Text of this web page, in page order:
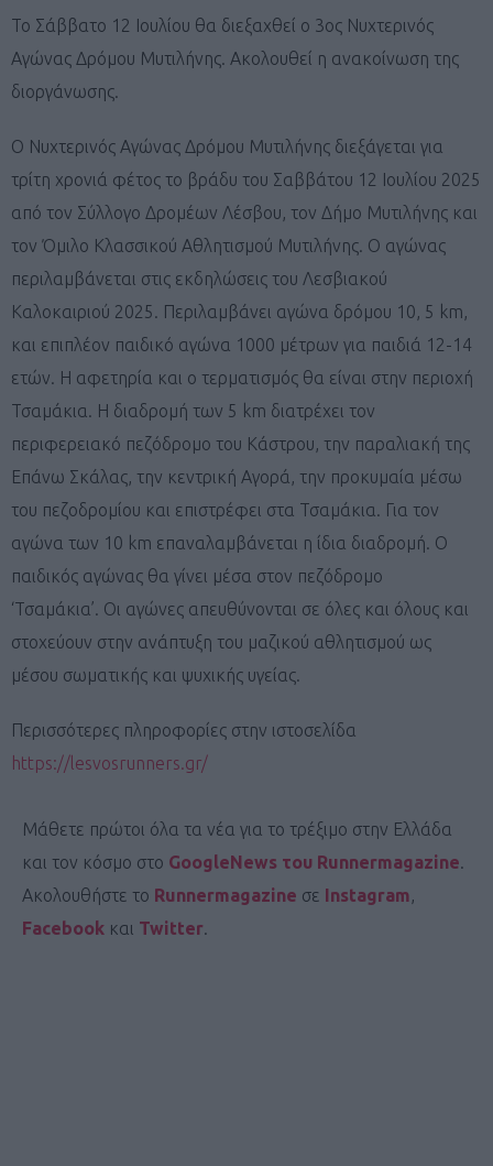
Το Σάββατο 12 Ιουλίου θα διεξαχθεί ο 3oς Νυχτερινός
Αγώνας Δρόμου Μυτιλήνης. Ακολουθεί η ανακοίνωση της
διοργάνωσης.
Ο Νυχτερινός Αγώνας Δρόμου Μυτιλήνης διεξάγεται για
τρίτη χρονιά φέτος το βράδυ του Σαββάτου 12 Ιουλίου 2025
από τον Σύλλογο Δρομέων Λέσβου, τον Δήμο Μυτιλήνης και
τον Όμιλο Κλασσικού Αθλητισμού Μυτιλήνης. Ο αγώνας
περιλαμβάνεται στις εκδηλώσεις του Λεσβιακού
Καλοκαιριού 2025. Περιλαμβάνει αγώνα δρόμου 10, 5 km,
και επιπλέον παιδικό αγώνα 1000 μέτρων για παιδιά 12-14
ετών. Η αφετηρία και ο τερματισμός θα είναι στην περιοχή
Τσαμάκια. Η διαδρομή των 5 km διατρέχει τον
περιφερειακό πεζόδρομο του Κάστρου, την παραλιακή της
Επάνω Σκάλας, την κεντρική Αγορά, την προκυμαία μέσω
του πεζοδρομίου και επιστρέφει στα Τσαμάκια. Για τον
αγώνα των 10 km επαναλαμβάνεται η ίδια διαδρομή. Ο
παιδικός αγώνας θα γίνει μέσα στον πεζόδρομο
‘Τσαμάκια’. Οι αγώνες απευθύνονται σε όλες και όλους και
στοχεύουν στην ανάπτυξη του μαζικού αθλητισμού ως
μέσου σωματικής και ψυχικής υγείας.
Περισσότερες πληροφορίες στην ιστοσελίδα
https://lesvosrunners.gr/
Μάθετε πρώτοι όλα τα νέα για το τρέξιμο στην Ελλάδα
και τον κόσμο στο GoogleNews του Runnermagazine.
Ακολουθήστε το Runnermagazine σε Instagram,
Facebook και Twitter.